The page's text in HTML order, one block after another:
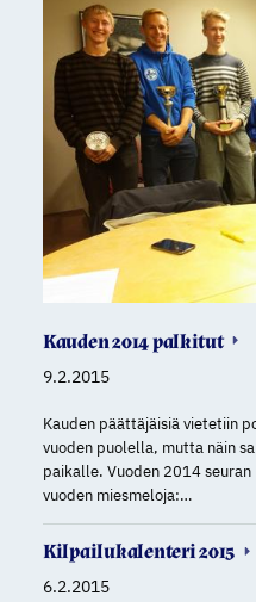
Kauden 2014 palkitut
9.2.2015
Kauden päättäjäisiä vietetiin
vuoden puolella, mutta näin
paikalle. Vuoden 2014
vuoden miesmeloja:…
Kilpailukalenteri 2015
6.2.2015